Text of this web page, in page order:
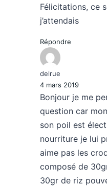
Félicitations, ce
j’attendais
Répondre
delrue
4 mars 2019
Bonjour je me
question car
son poil est
nourriture je lui
aime pas les
composé de
30gr de riz